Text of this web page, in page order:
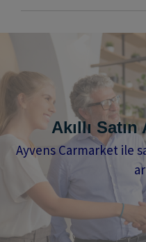
Akıllı
Ayvens Carmarket ile